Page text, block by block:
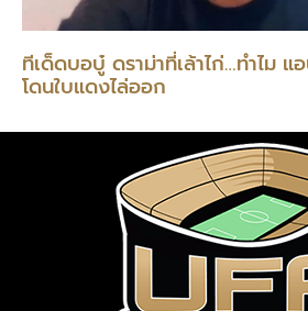
ทีเด็ดบอบู๋ ดราม่าที่เล้าไก่…ทำไม แ
โดนใบแดงไล่ออก